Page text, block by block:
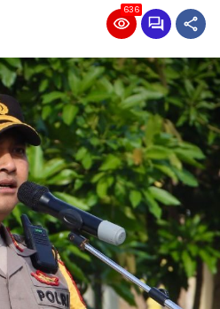
636